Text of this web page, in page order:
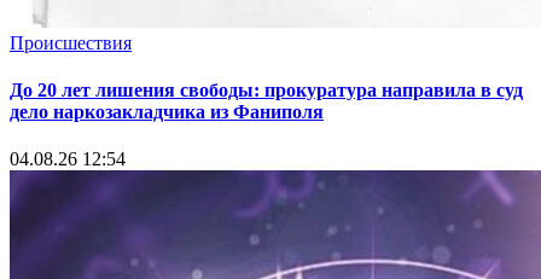
Происшествия
До 20 лет лишения свободы: прокуратура направила в суд
дело наркозакладчика из Фаниполя
04.08.26 12:54